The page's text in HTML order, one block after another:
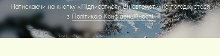
Натискаючи на кнопку «Підписатися» Ви автоматично погоджуєтеся
з Політикою Конфіденційності